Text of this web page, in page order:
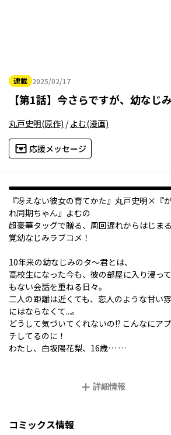
連載 2025/02/17
2025年02月17日
【第1話】 今さらですが、幼なじ
丸戸史明(原作) / よむ(漫画)
応援メッセージ
『冴えない彼女の育てかた』丸戸史明×『
れ同期ちゃん』よむの
超豪華タッグで贈る、周回遅れからはじま
覚幼なじみラブコメ！
10年来の幼なじみのタ～君とは、
高校生になった今も、彼の部屋に入り浸っ
もない会話を重ねる日々。
二人の距離は近くても、恋人のような甘い
にはならなくて...。
どうして気づいてくれないの!? こんなにア
チしてるのに！
わたし、白坂陽花梨、16歳… …
詳細情報
コミックス情報